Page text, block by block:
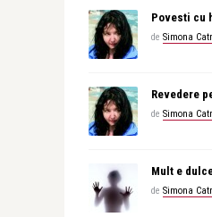
Povesti cu
de Simona
Revedere
de Simona
Mult e
de Simona